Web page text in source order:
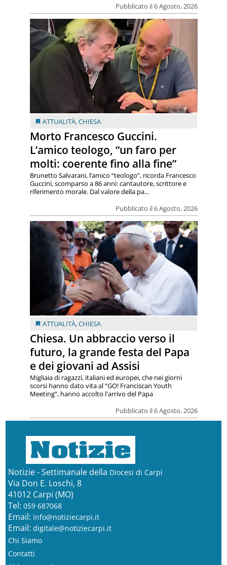
Pubblicato il 6 Agosto, 2026
ATTUALITÀ,CHIESA
Morto Francesco Guccini.
L’amico teologo, “un faro per
molti: coerente fino alla fine”
Pubblicato il 6 Agosto, 2026
Brunetto Salvarani, l’amico “teologo”, ricorda Francesco
Guccini, scomparso a 86 anni: cantautore, scrittore e
riferimento morale. Dal valore della pa...
ATTUALITÀ,CHIESA
Chiesa. Un abbraccio verso il
futuro, la grande festa del Papa
e dei giovani ad Assisi
Pubblicato il 6 Agosto, 2026
Migliaia di ragazzi, italiani ed europei, che nei giorni
scorsi hanno dato vita al “GO! Franciscan Youth
Meeting”, hanno accolto l'arrivo del Papa
Notizie - Settimanale della Diocesi di Carpi
Via Don E. Loschi, 8
41012 Carpi (MO)
Tel: 059 687068
Email: info@notiziecarpi.it
Email: digitale@notiziecarpi.it
Chi Siamo
Contatti